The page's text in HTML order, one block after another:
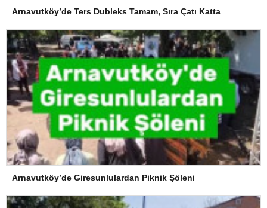
Arnavutköy’de Ters Dubleks Tamam, Sıra Çatı Katta
Arnavutköy’de Giresunlulardan Piknik Şöleni